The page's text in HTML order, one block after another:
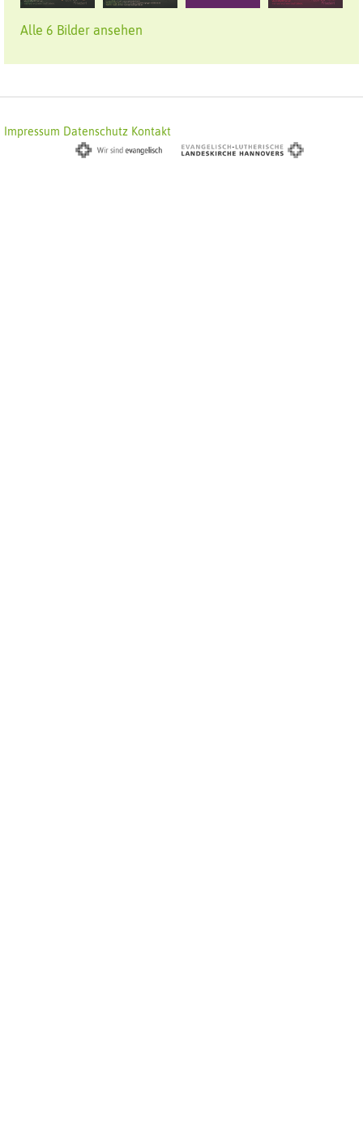
Alle 6 Bilder ansehen
Impressum Datenschutz Kontakt